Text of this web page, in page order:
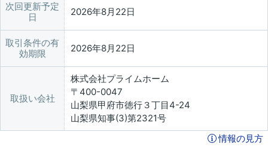
次回更新予定
日
2026年8月22日
取引条件の有
効期限
2026年8月22日
取扱い会社
株式会社プライムホーム
〒400-0047
山梨県甲府市徳行３丁目4-24
山梨県知事(3)第2321号
情報の見方